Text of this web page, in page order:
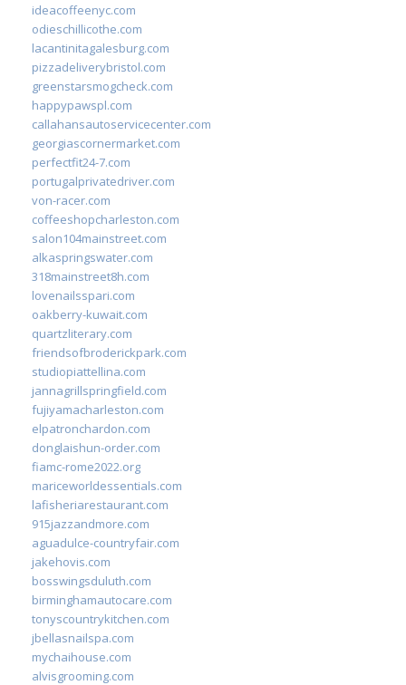
ideacoffeenyc.com
odieschillicothe.com
lacantinitagalesburg.com
pizzadeliverybristol.com
greenstarsmogcheck.com
happypawspl.com
callahansautoservicecenter.com
georgiascornermarket.com
perfectfit24-7.com
portugalprivatedriver.com
von-racer.com
coffeeshopcharleston.com
salon104mainstreet.com
alkaspringswater.com
318mainstreet8h.com
lovenailsspari.com
oakberry-kuwait.com
quartzliterary.com
friendsofbroderickpark.com
studiopiattellina.com
jannagrillspringfield.com
fujiyamacharleston.com
elpatronchardon.com
donglaishun-order.com
fiamc-rome2022.org
mariceworldessentials.com
lafisheriarestaurant.com
915jazzandmore.com
aguadulce-countryfair.com
jakehovis.com
bosswingsduluth.com
birminghamautocare.com
tonyscountrykitchen.com
jbellasnailspa.com
mychaihouse.com
alvisgrooming.com